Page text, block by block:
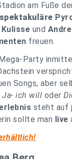
am Fuße
spektakuläre
und
freuen.
Party
Songs, aber
Ja- ich will oder
steht auf
sollte man live